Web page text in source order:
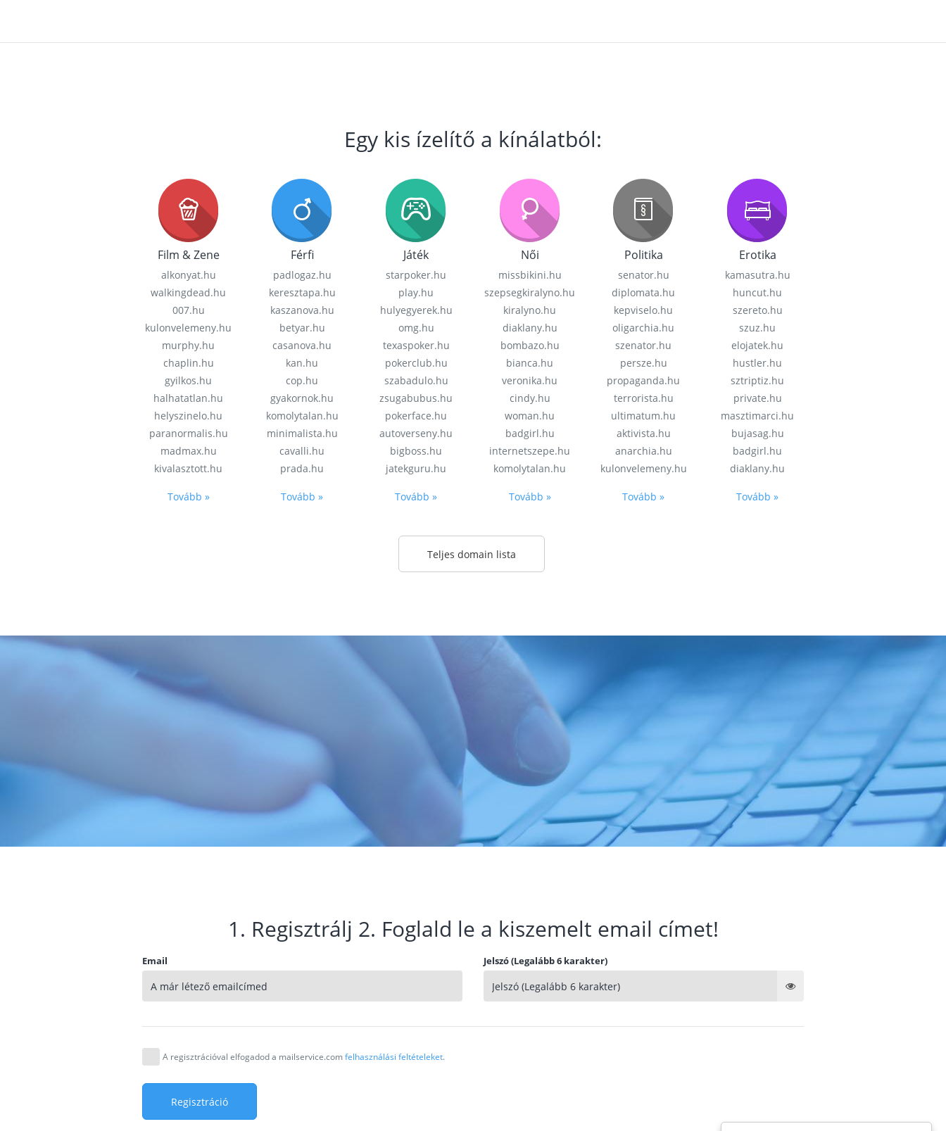
Egy kis ízelítő a kínálatból:
Film & Zene
alkonyat.hu
walkingdead.hu
007.hu
kulonvelemeny.hu
murphy.hu
chaplin.hu
gyilkos.hu
halhatatlan.hu
helyszinelo.hu
paranormalis.hu
madmax.hu
kivalasztott.hu
Tovább »
Férfi
padlogaz.hu
keresztapa.hu
kaszanova.hu
betyar.hu
casanova.hu
kan.hu
cop.hu
gyakornok.hu
komolytalan.hu
minimalista.hu
cavalli.hu
prada.hu
Tovább »
Játék
starpoker.hu
play.hu
hulyegyerek.hu
omg.hu
texaspoker.hu
pokerclub.hu
szabadulo.hu
zsugabubus.hu
pokerface.hu
autoverseny.hu
bigboss.hu
jatekguru.hu
Tovább »
Női
missbikini.hu
szepsegkiralyno.hu
kiralyno.hu
diaklany.hu
bombazo.hu
bianca.hu
veronika.hu
cindy.hu
woman.hu
badgirl.hu
internetszepe.hu
komolytalan.hu
Tovább »
Politika
senator.hu
diplomata.hu
kepviselo.hu
oligarchia.hu
szenator.hu
persze.hu
propaganda.hu
terrorista.hu
ultimatum.hu
aktivista.hu
anarchia.hu
kulonvelemeny.hu
Tovább »
Erotika
kamasutra.hu
huncut.hu
szereto.hu
szuz.hu
elojatek.hu
hustler.hu
sztriptiz.hu
private.hu
masztimarci.hu
bujasag.hu
badgirl.hu
diaklany.hu
Tovább »
Teljes domain lista
1. Regisztrálj 2. Foglald le a kiszemelt email címet!
Email Jelszó (Legalább 6 karakter)
A regisztrációval elfogadod a mailservice.comfelhasználási feltételeket.
Regisztráció